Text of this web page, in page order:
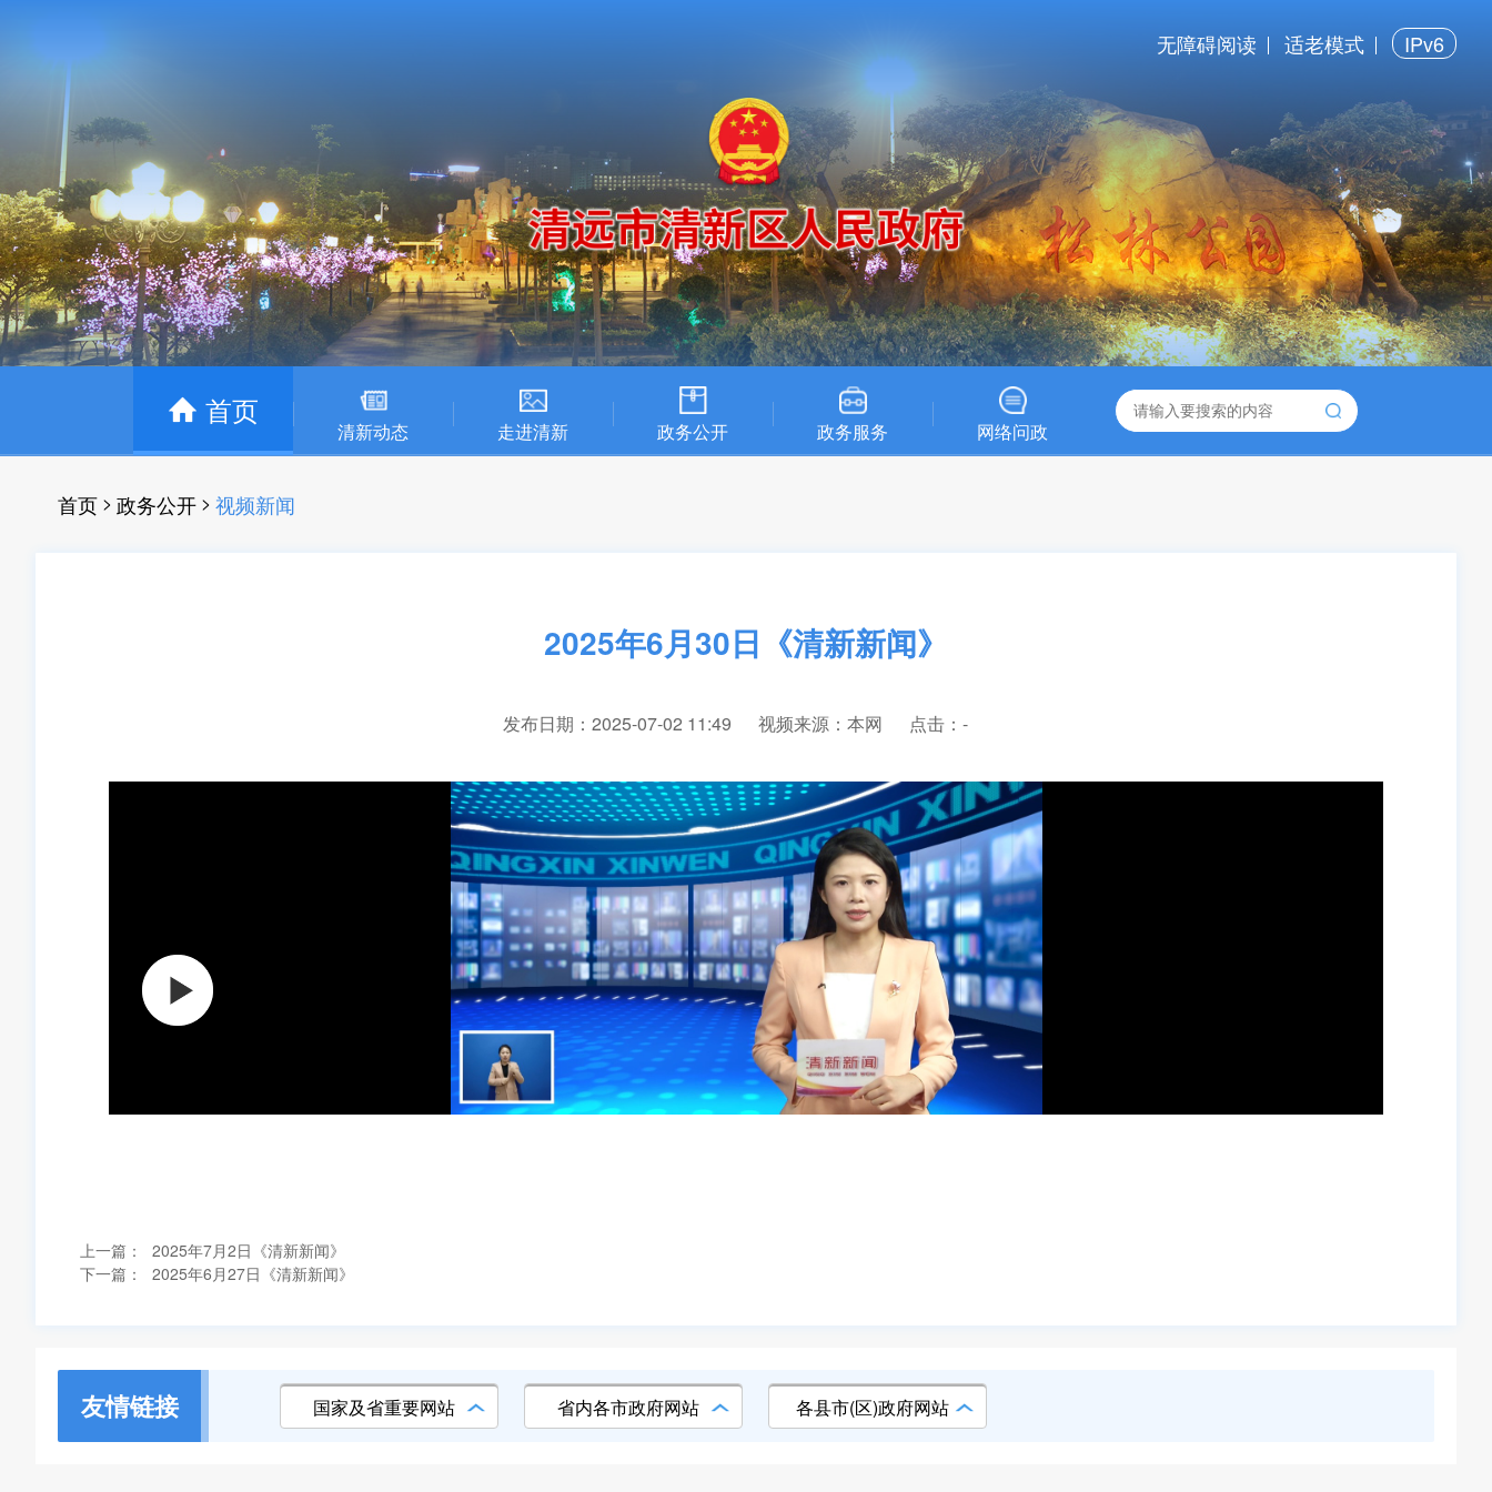
无障碍阅读 适老模式 IPv6
首页
清新动态 走进清新 政务公开 政务服务 网络问政
首页 > 政务公开 > 视频新闻
2025年6月30日《清新新闻》
发布日期：2025-07-02 11:49 视频来源：本网 点击： -
上一篇：
2025年7月2日《清新新闻》
下一篇：
2025年6月27日《清新新闻》
友情链接 国家及省重要网站 省内各市政府网站 各县市(区)政府网站